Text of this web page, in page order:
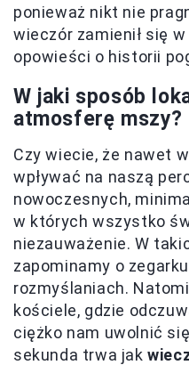
ponieważ nikt nie
wieczór zamienił się
opowieści o historii
W jaki sposób
atmosferę mszy?
Czy wiecie, że nawet
wpływać na naszą
nowoczesnych,
w których wszystko
niezauważenie. W
zapominamy o
rozmyślaniach.
kościele, gdzie
ciężko nam uwolnić
sekunda trwa jak